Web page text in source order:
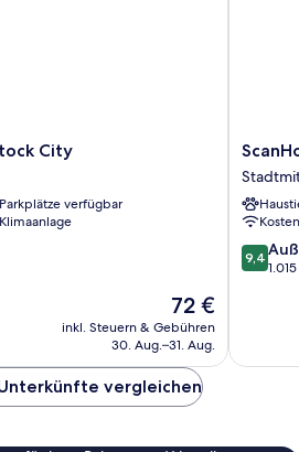
City
Parkplätze verfügbar
Klimaanlage
Der
Preis
beträgt
72 €
inkl. Steuern & Gebühren
30. Aug.–31. Aug.
City
9.4
von
9,4
vergleichen